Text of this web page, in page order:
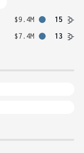
$9.4M
15
$7.4M 13